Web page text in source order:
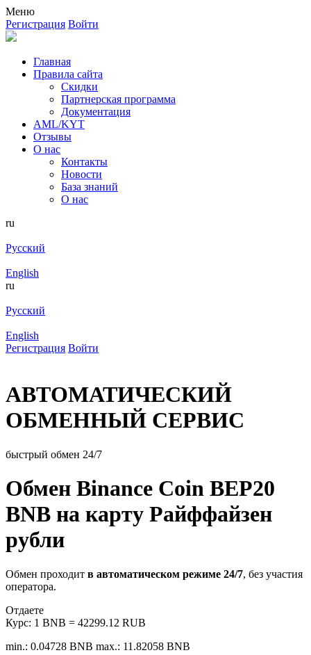
Меню
Регистрация Войти
Главная
Правила сайта
Скидки
Партнерская программа
Документация
AML/KYT
Отзывы
О нас
Контакты
Новости
База знаний
О нас
ru
Русский
English
ru
Русский
English
Регистрация Войти
АВТОМАТИЧЕСКИЙ
ОБМЕННЫЙ СЕРВИС
быстрый обмен 24/7
Обмен Binance Coin BEP20
BNB на карту Райффайзен
рубли
Обмен проходит в автоматическом режиме 24/7, без участия
оператора.
Отдаете
Курс: 1 BNB = 42299.12 RUB
min.: 0.04728 BNB max.: 11.82058 BNB